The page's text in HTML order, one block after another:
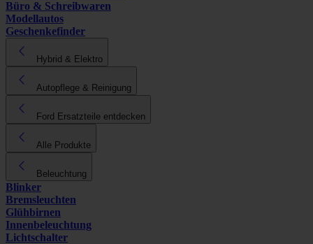
Büro & Schreibwaren
Modellautos
Geschenkefinder
Hybrid & Elektro
Autopflege & Reinigung
Ford Ersatzteile entdecken
Alle Produkte
Beleuchtung
Blinker
Bremsleuchten
Glühbirnen
Innenbeleuchtung
Lichtschalter